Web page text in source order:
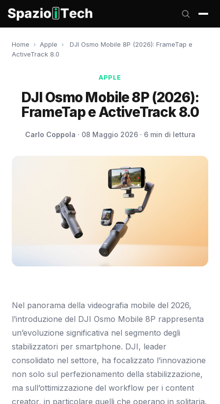
Home › Apple ›
DJI Osmo Mobile 8P (2026): FrameTap e
ActiveTrack 8.0
APPLE
DJI Osmo Mobile 8P (2026):
FrameTap e ActiveTrack 8.0
Carlo Coppola · 08 Maggio 2026 · 6 min di lettura
Nel panorama della videografia mobile del 2026,
l’introduzione del DJI Osmo Mobile 8P rappresenta
un’evoluzione significativa nel segmento degli
stabilizzatori per smartphone. DJI, leader
consolidato nel settore, ha focalizzato l’innovazione
non solo sul perfezionamento della stabilizzazione,
ma sull’ottimizzazione del workflow per i content
creator, in particolare quelli che operano in solitaria.